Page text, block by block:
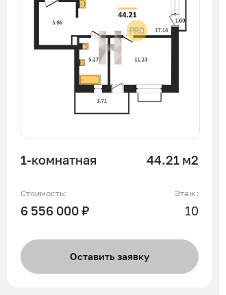
1-комнатная 44.21 м2
Стоимость:
6 556 000 ₽
Этаж:
10
Оставить заявку